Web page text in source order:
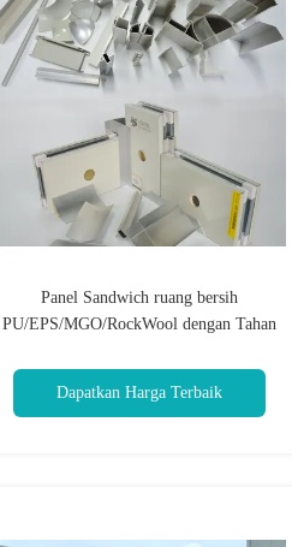
Panel Sandwich ruang bersih
PU/EPS/MGO/RockWool dengan Tahan
Dinding/Langit-langit Ruang Bersih,
Rumah Portabel, pemasangan cepat
Dapatkan Harga Terbaik